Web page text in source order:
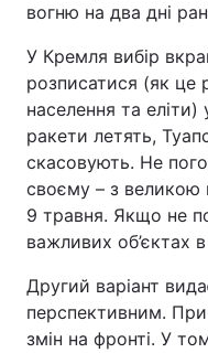
вогню на два дні
У Кремля вибір
розписатися (як це
населення та
ракети летять,
скасовують. Не
своєму – з великою
9 травня. Якщо не
важливих об’єктах
Другий варіант
перспективним.
змін на фронті. У